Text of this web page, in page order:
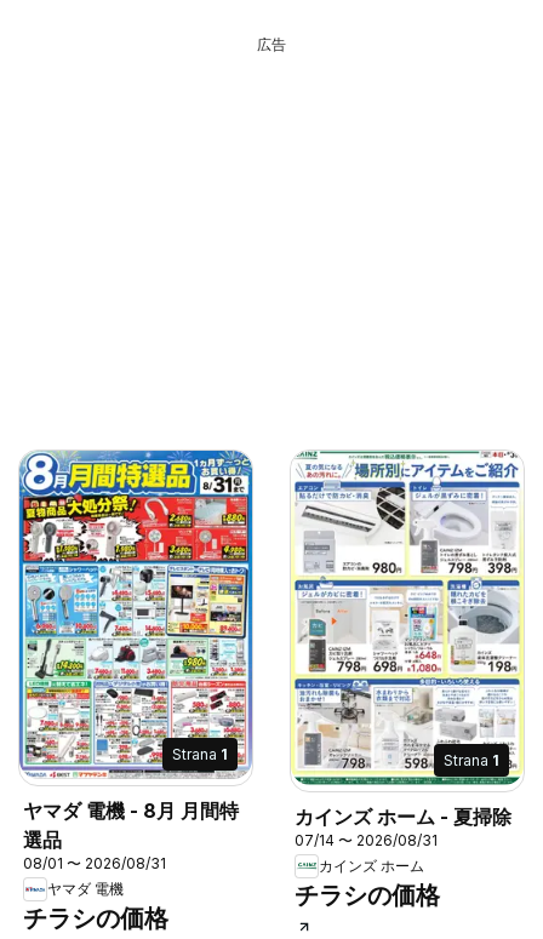
広告
Strana 1
ヤマダ 電機 - 8月 月間特
選品
08/01 〜 2026/08/31
ヤマダ 電機
チラシの価格
Strana 1
カインズ ホーム - 夏掃除
07/14 〜 2026/08/31
カインズ ホーム
チラシの価格